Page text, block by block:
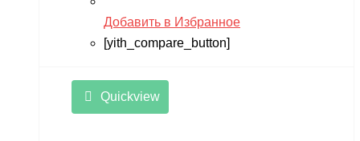
Добавить в Избранное
[yith_compare_button]
Quickview